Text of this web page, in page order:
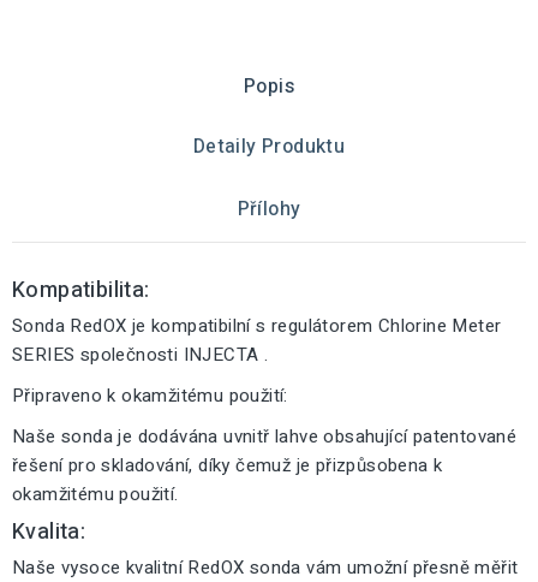
Popis
Detaily Produktu
Přílohy
Kompatibilita:
Sonda RedOX je kompatibilní s regulátorem Chlorine Meter
SERIES společnosti INJECTA .
Připraveno k okamžitému použití:
Naše sonda je dodávána uvnitř lahve obsahující patentované
řešení pro skladování, díky čemuž je přizpůsobena k
okamžitému použití.
Kvalita:
Naše vysoce kvalitní RedOX sonda vám umožní přesně měřit